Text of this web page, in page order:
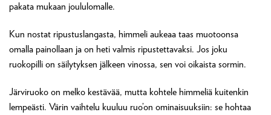
pakata mukaan joululomalle.
Kun nostat ripustuslangasta, himmeli aukeaa taas muotoonsa
omalla painollaan ja on heti valmis ripustettavaksi. Jos joku
ruokopilli on säilytyksen jälkeen vinossa, sen voi oikaista sormin.
Järviruoko on melko kestävää, mutta kohtele himmeliä kuitenkin
lempeästi. Värin vaihtelu kuuluu ruo’on ominaisuuksiin: se hohtaa